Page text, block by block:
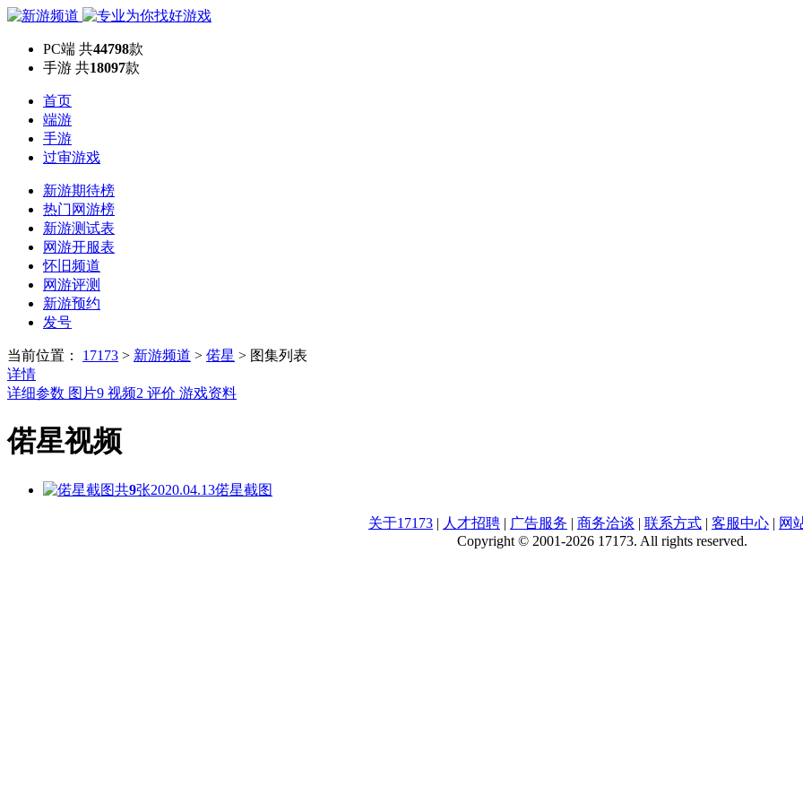
PC端 共44798款
手游 共18097款
首页
端游
手游
过审游戏
新游期待榜
热门网游榜
新游测试表
网游开服表
怀旧频道
网游评测
新游预约
发号
当前位置： 17173 > 新游频道 > 偌星 > 图集列表
详情
详细参数 图片9 视频2 评价 游戏资料
偌星视频
共9张2020.04.13偌星截图
关于17173 | 人才招聘 | 广告服务 | 商务洽谈 | 联系方式 | 客服中心 | 网
Copyright © 2001-2026 17173. All rights reserved.